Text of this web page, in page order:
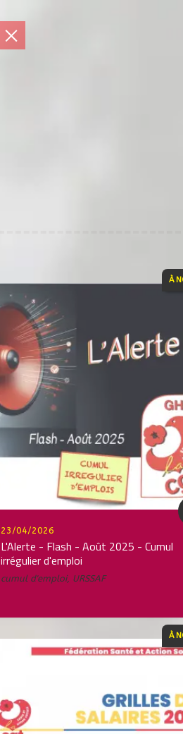
À
23/04/2026
L'Alerte - Flash - Août 2025 - Cumul
irrégulier d'emploi
cumul d'emploi, URSSAF
À